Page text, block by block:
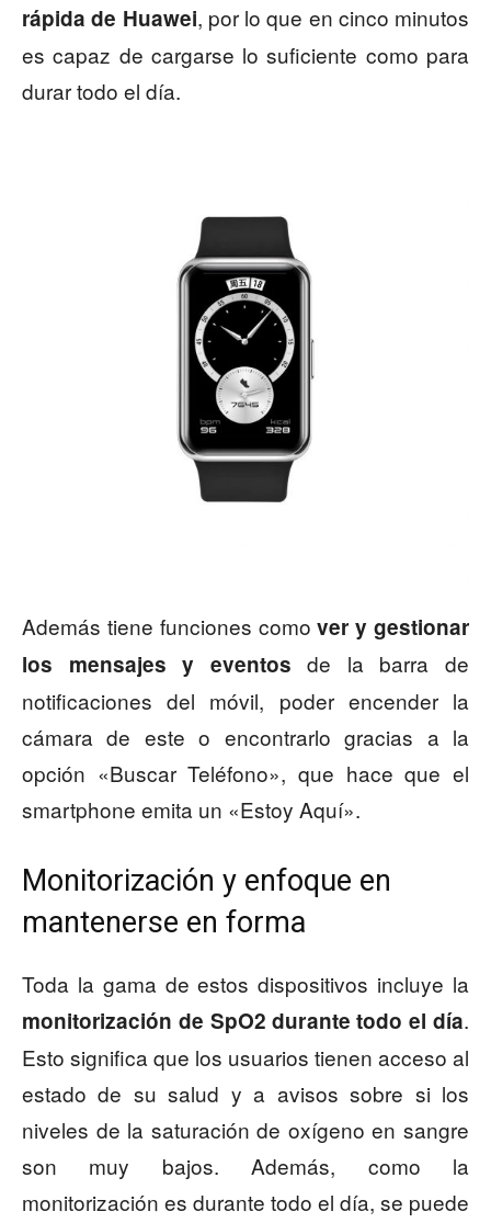
rápida de Huawei, por lo que en cinco minutos
es capaz de cargarse lo suficiente como para
durar todo el día.
Además tiene funciones comover y gestionar
los mensajes y eventosde la barra de
notificaciones del móvil, poder encender la
cámara de este o encontrarlo gracias a la
opción «Buscar Teléfono», que hace que el
smartphone emita un «Estoy Aquí».
Monitorización y enfoque en
mantenerse en forma
Toda la gama de estos dispositivos incluye la
monitorización de SpO2 durante todo el día.
Esto significa que los usuarios tienen acceso al
estado de su salud y a avisos sobre si los
niveles de la saturación de oxígeno en sangre
son muy bajos. Además, como la
monitorización es durante todo el día, se puede